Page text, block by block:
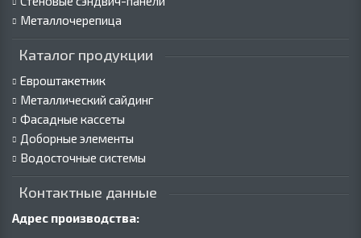
Металлочерепица
Каталог продукции
Евроштакетник
Металлический сайдинг
Фасадные кассеты
Доборные элементы
Водосточные системы
Контактные данные
Адрес производства: